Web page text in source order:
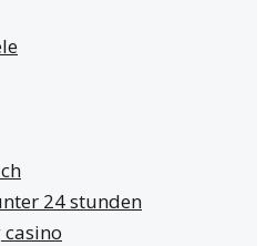
24 stunden